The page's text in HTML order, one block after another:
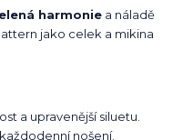
harmonie a náladě
jako celek a mikina
a upravenější siluetu.
nošení.